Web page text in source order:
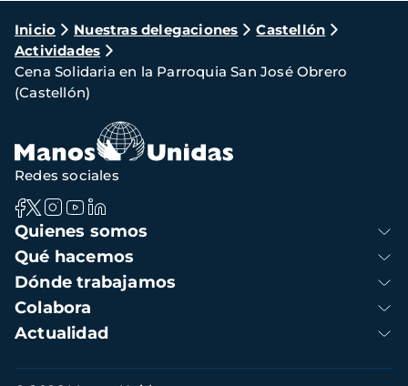
Ruta
de
navegación
Inicio Nuestras delegaciones
Castellón
Actividades
Cena Solidaria en la Parroquia San José Obrero
(Castellón)
Navegación
principal
Quienes somos
Qué hacemos
Dónde trabajamos
Colabora
Actualidad
Redes sociales